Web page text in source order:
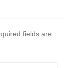
fields are